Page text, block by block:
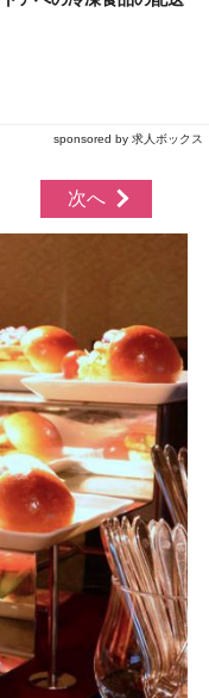
sponsored by 求人ボックス
次へ